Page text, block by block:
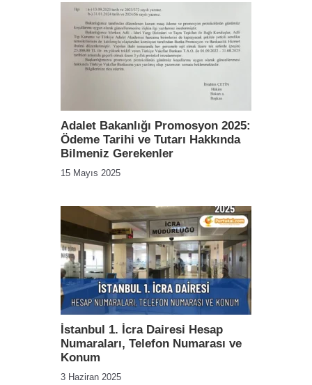
Adalet Bakanlığı Promosyon 2025:
Ödeme Tarihi ve Tutarı Hakkında
Bilmeniz Gerekenler
15 Mayıs 2025
İstanbul 1. İcra Dairesi Hesap
Numaraları, Telefon Numarası ve
Konum
3 Haziran 2025